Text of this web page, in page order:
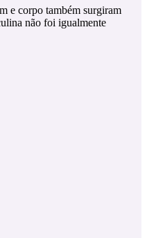
e corpo também surgiram
não foi igualmente